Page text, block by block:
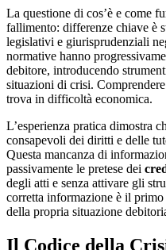
La questione di cos’è e come
fallimento: differenze chiave è
legislativi e giurisprudenziali
normative hanno
debitore, introducendo
situazioni di crisi.
trova in difficoltà economica.
L’esperienza pratica dimostra
consapevoli dei diritti e delle
Questa mancanza di
passivamente le pretese dei
degli atti e senza attivare gli
corretta informazione è il primo
della propria situazione
Il Codice della